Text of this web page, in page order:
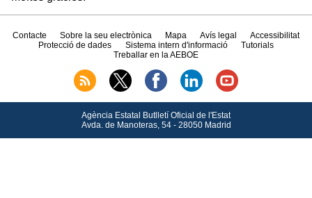
Contacte Sobre la seu electrònica Mapa Avís legal
Accessibilitat
Protecció de dades
Sistema intern d'informació
Tutorials
Treballar en la AEBOE
Agència Estatal Butlletí Oficial de l'Estat
Avda.de Manoteras, 54 - 28050 Madrid